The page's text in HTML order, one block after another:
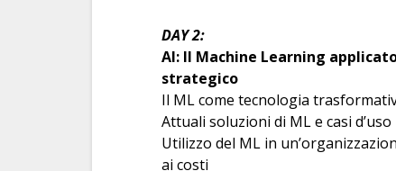
DAY 2:
AI: Il Machine Learning
strategico
Il ML come tecnologia
Attuali soluzioni di ML e casi d’uso
Utilizzo del ML in
ai costi